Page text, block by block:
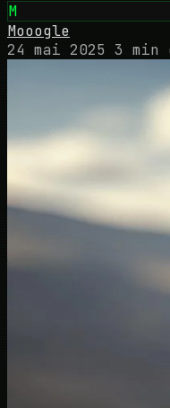
M
Mooogle
24 mai 2025 3 min